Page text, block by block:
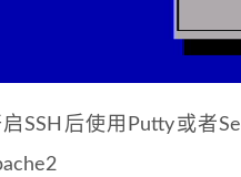
SSH后使用Putty或者